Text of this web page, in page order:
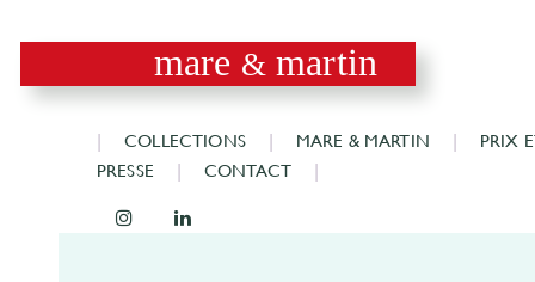
mare & martin
COLLECTIONS MARE & MARTIN
PRIX
PRESSE
CONTACT